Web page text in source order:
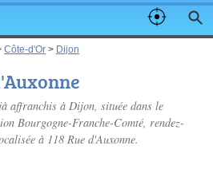
Côte-d'Or > Dijon
affranchis à Dijon, située dans le
Bourgogne-Franche-Comté, rendez-
à 118 Rue d'Auxonne.